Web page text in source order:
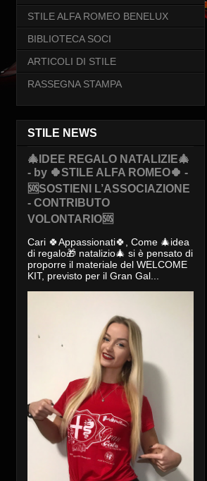
STILE ALFA ROMEO BENELUX
BIBLIOTECA SOCI
ARTICOLI DI STILE
RASSEGNA STAMPA
STILE NEWS
🎄IDEE REGALO NATALIZIE🎄
- by 🍀STILE ALFA ROMEO🍀 -
🆘SOSTIENI L’ASSOCIAZIONE
- CONTRIBUTO
VOLONTARIO🆘
Cari 🍀Appassionati🍀, Come 🎄idea
di regalo🎁 natalizio🎄 si è pensato di
proporre il materiale del WELCOME
KIT, previsto per il Gran Gal...